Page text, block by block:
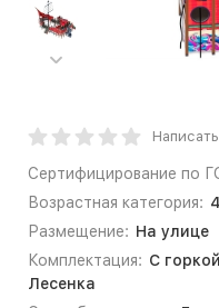
Сертифицирование по
Возрастная категория:
Размещение: На улице
Комплектация: С
Лесенка